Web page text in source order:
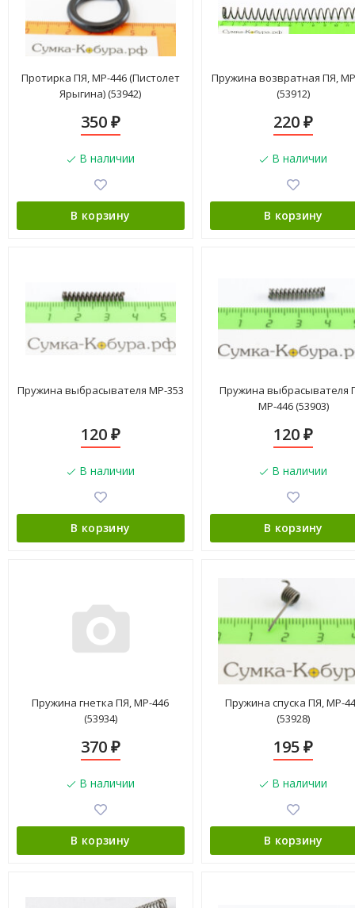
Протирка ПЯ, МР-446 (Пистолет
Ярыгина) (53942)
350 ₽
В наличии
В корзину
Пружина возвратная ПЯ,
(53912)
220₽
В наличии
В корзину
Пружина выбрасывателя МР-353
120 ₽
В наличии
В корзину
Пружина выбрасывателя
МР-446 (53903)
120₽
В наличии
В корзину
Пружина гнетка ПЯ, МР-446
(53934)
370 ₽
В наличии
В корзину
Пружина спуска ПЯ, МР-
(53928)
195₽
В наличии
В корзину